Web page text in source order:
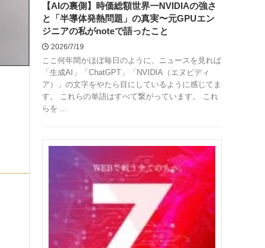
【AIの裏側】時価総額世界一NVIDIAの強さ
と「半導体発熱問題」の真実〜元GPUエン
ジニアの私がnoteで語ったこと
2026/7/19
ここ何年間かほぼ毎日のように、ニュースを見れば
「生成AI」「ChatGPT」「NVIDIA（エヌビディ
ア）」の文字をやたら目にしているように感じてま
す。 これらの単語はすべて繋がっています。 これ
らを ...